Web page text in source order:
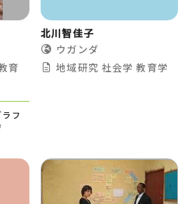
育
フ
北川智佳子
ウガンダ
地域研究 社会学 教育学